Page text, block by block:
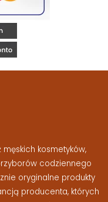
kosmetyków,
codziennego
oryginalne produkty
producenta, których